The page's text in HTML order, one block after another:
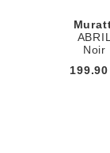
ABRIL
Noir